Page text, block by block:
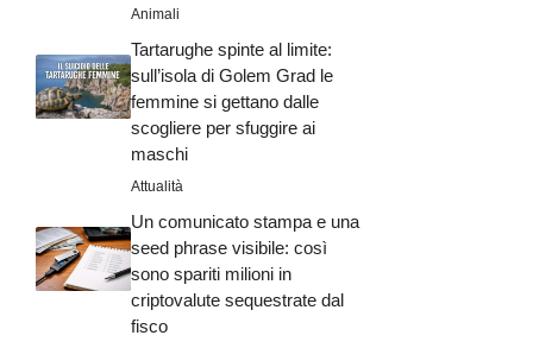
Animali
Tartarughe spinte al limite:
sull’isola di Golem Grad le
femmine si gettano dalle
scogliere per sfuggire ai
maschi
Attualità
Un comunicato stampa e una
seed phrase visibile: così
sono spariti milioni in
criptovalute sequestrate dal
fisco